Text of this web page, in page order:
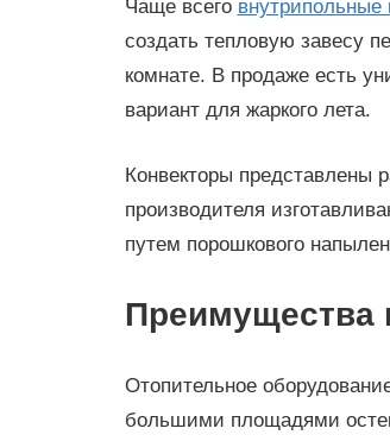
Чаще всего внутрипольные
создать тепловую завесу
комнате. В продаже есть
вариант для жаркого лета.
Конвекторы представлены
производителя
путем порошкового
Преимущества
Отопительное
большими площадями